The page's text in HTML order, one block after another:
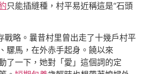
只能插縫種，村平易近稱這是“石頭
戰略。曩昔村里曾出走了十幾戶村平
騾馬，在外赤手起身。饒以來
了一下，她對「愛」這個詞的定